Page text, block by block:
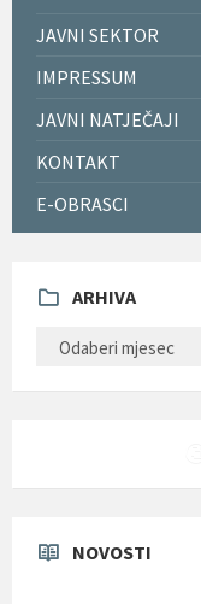
JAVNI SEKTOR
IMPRESSUM
JAVNI NATJEČAJI
KONTAKT
E-OBRASCI
ARHIVA
NOVOSTI